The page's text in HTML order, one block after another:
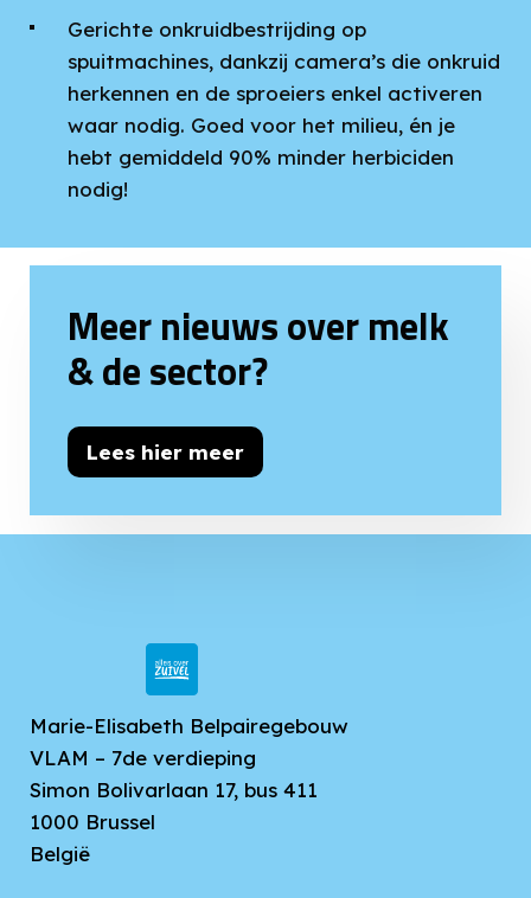
Gerichte onkruidbestrijding op
spuitmachines, dankzij camera’s die onkruid
herkennen en de sproeiers enkel activeren
waar nodig. Goed voor het milieu, én je
hebt gemiddeld 90% minder herbiciden
nodig!
Meer nieuws over melk
& de sector?
Lees hier meer
Marie-Elisabeth Belpairegebouw
VLAM – 7de verdieping
Simon Bolivarlaan 17, bus 411
1000 Brussel
België